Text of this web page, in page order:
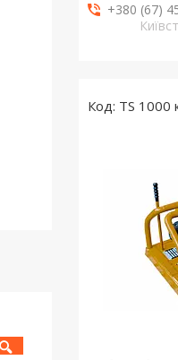
+380 (67)
TS 1000